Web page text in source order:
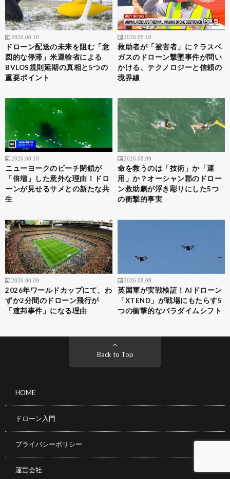
2026.08.10
ドローン配送の未来を阻む「意
図的な停滞」米運輸省による
BVLOS規則延期の真相と5つの
重要ポイント
2026.08.10
救助者が「被害者」に？ラスベ
ガスのドローン撃墜事件が問い
かける、テクノロジーと信頼の
境界線
2026.08.10
ニューヨークのビーチ閉鎖が
「倍増」した意外な理由！ドロ
ーンが見せるサメとの新たな共
生
2026.08.09
命を救うのは「技術」か「運
用」か？オーシャン郡のドロー
ン救助劇が浮き彫りにした5つ
の衝撃的事実
2026.08.09
2026年ワールドカップにて、わ
ずか2分間のドローン飛行が
「連邦事件」になる理由
2026.08.09
英国軍が実戦検証！AIドローン
「XTEND」が戦場にもたらす5
つの衝撃的なパラダイムシフト
Back to Top
HOME
ドローン入門
プライバシーポリシー
運営会社